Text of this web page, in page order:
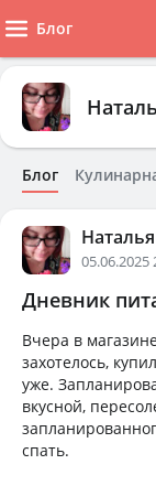
Блог
Блог
05.06.2025
Дневник
Вчера в
захотелось,
уже.
вкусной,
спать.